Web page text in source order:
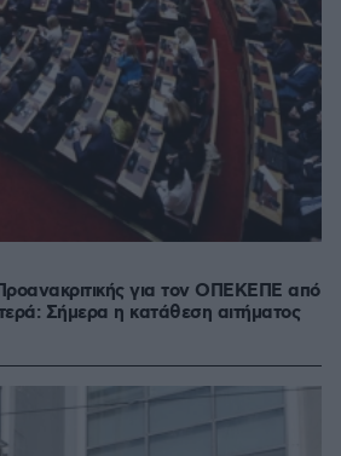
για τον ΟΠΕΚΕΠΕ από
Σήμερα η κατάθεση αιτήματος